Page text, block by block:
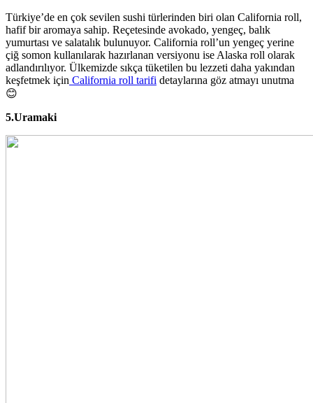
Türkiye’de en çok sevilen sushi türlerinden biri olan California roll,
hafif bir aromaya sahip. Reçetesinde avokado, yengeç, balık
yumurtası ve salatalık bulunuyor. California roll’un yengeç yerine
çiğ somon kullanılarak hazırlanan versiyonu ise Alaska roll olarak
adlandırılıyor. Ülkemizde sıkça tüketilen bu lezzeti daha yakından
keşfetmek için California roll tarifi detaylarına göz atmayı unutma
😊
5.Uramaki